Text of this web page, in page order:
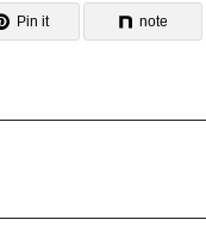
Pin it note